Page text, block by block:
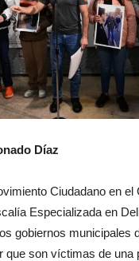
Díaz
Ciudadano en el
Especializada en
gobiernos municipales
que son víctimas de una